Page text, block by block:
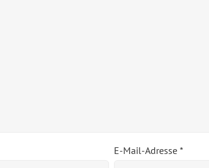
E-Mail-Adresse*